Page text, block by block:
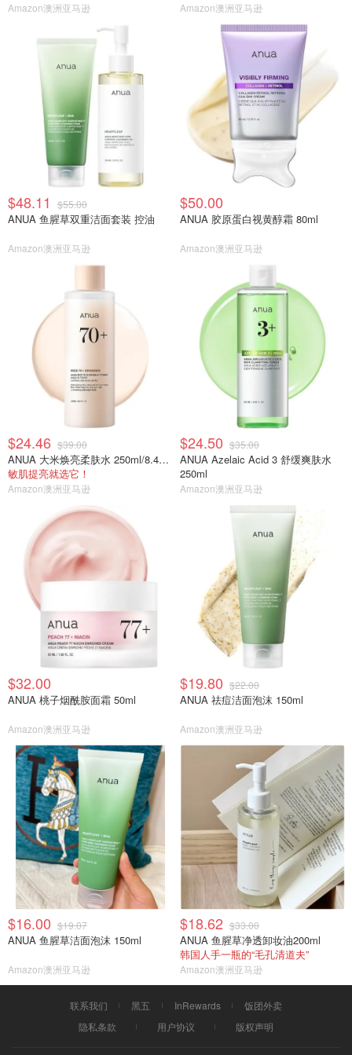
Amazon澳洲亚马逊 Amazon澳洲亚马逊
$48.11 $55.00
ANUA 鱼腥草双重洁面套装 控油
Amazon澳洲亚马逊
$50.00
ANUA 胶原蛋白视黄醇霜 80ml
Amazon澳洲亚马逊
$24.46 $39.00
ANUA 大米焕亮柔肤水 250ml/8.45fl.oz.
敏肌提亮就选它！
Amazon澳洲亚马逊
$24.50 $35.00
ANUA Azelaic Acid 3 舒缓爽肤水
250ml
Amazon澳洲亚马逊
$32.00
ANUA 桃子烟酰胺面霜 50ml
Amazon澳洲亚马逊
$19.80 $22.00
ANUA 祛痘洁面泡沫 150ml
Amazon澳洲亚马逊
$16.00 $19.07
ANUA 鱼腥草洁面泡沫 150ml
Amazon澳洲亚马逊
$18.62 $33.00
ANUA 鱼腥草净透卸妆油200ml
韩国人手一瓶的“毛孔清道夫”
Amazon澳洲亚马逊
联系我们 黑五 InRewards
饭团外卖
隐私条款
用户协议 版权声明